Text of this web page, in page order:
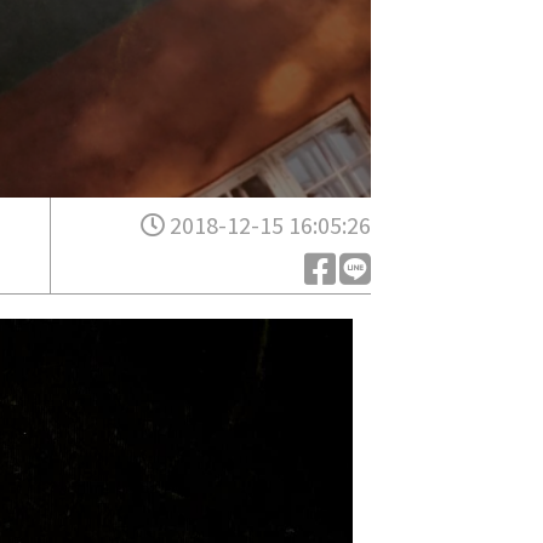
2018-12-15 16:05:26